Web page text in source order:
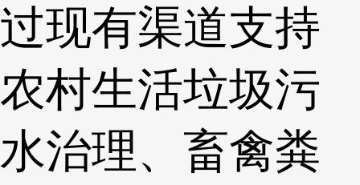
过现有渠道支持
农村生活垃圾污
水治理、畜禽粪